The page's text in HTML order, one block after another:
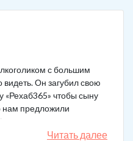
с большим
Он загубил свою
«Рехаб365» чтобы сыну
нам предложили
уж наверняка помогло.
как сын не пьет. На
Читать далее